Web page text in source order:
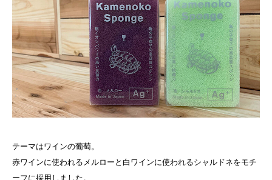
テーマはワインの葡萄。
赤ワインに使われるメルローと白ワインに使われるシャルドネをモチ
ーフに採用しました。